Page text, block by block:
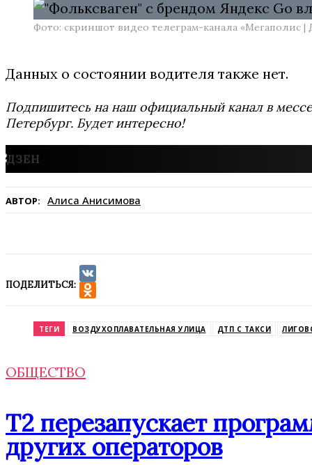
Фото: скриншот видео телеграм-канала «Мегаполис
Данных о состоянии водителя также нет.
Подпишитесь на наш официальный канал в
Петербург. Будет интересно!
АВТОР: Алиса Анисимова
ПОДЕЛИТЬСЯ:
VK
ТЕГИ ВОЗДУХОПЛАВАТЕЛЬНАЯ УЛИЦА ДТП С ТАКСИ
ОБЩЕСТВО
Т2 перезапускает
других операторов